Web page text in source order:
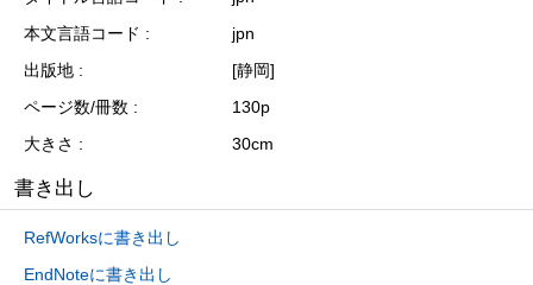
本文言語コード
jpn
出版地
[静岡]
ページ数/冊数
130p
大きさ
30cm
書き出し
RefWorksに書き出し
EndNoteに書き出し